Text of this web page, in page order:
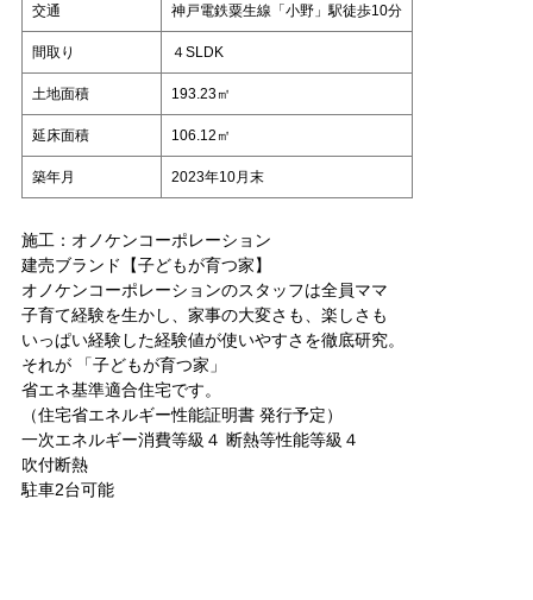
管理業って面白い
交通 神戸電鉄粟生線「小野」駅徒歩10分
間取り ４SLDK
土地面積 193.23㎡
延床面積 106.12㎡
築年月 2023年10月末
施工：オノケンコーポレーション
建売ブランド【子どもが育つ家】
オノケンコーポレーションのスタッフは全員ママ
子育て経験を生かし、家事の大変さも、楽しさも
いっぱい経験した経験値が使いやすさを徹底研究。
それが 「子どもが育つ家」
省エネ基準適合住宅です。
（住宅省エネルギー性能証明書 発行予定）
一次エネルギー消費等級４ 断熱等性能等級４
吹付断熱
駐車2台可能